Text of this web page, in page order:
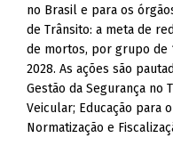
no Brasil e para os
de Trânsito: a meta de
de mortos, por grupo de
2028. As ações são
Gestão da Segurança no
Veicular; Educação para
Normatização e